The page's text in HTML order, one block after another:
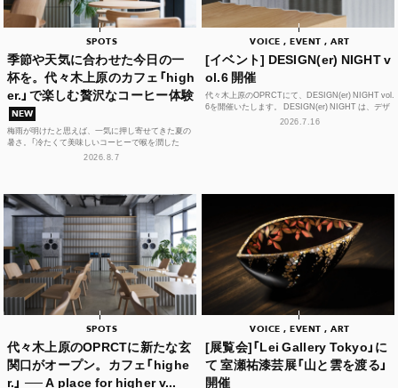
SPOTS
季節や天気に合わせた今日の一
杯を。代々木上原のカフェ「high
er.」で楽しむ贅沢なコーヒー体験
NEW
梅雨が明けたと思えば、一気に押し寄せてきた夏の
暑さ。「冷たくて美味しいコーヒーで喉を潤した
い！」そんな思いを叶えてくれるカフェが、この夏、
2026.8.7
VOICE , EVENT , ART
[イベント] DESIGN(er) NIGHT v
ol.6 開催
代々木上原のOPRCTにて、DESIGN(er) NIGHT vol.
6を開催いたします。 DESIGN(er) NIGHT は、デザ
イナー、デザインに...2026.7.16
SPOTS
代々木上原のOPRCTに新たな玄
関口がオープン。カフェ「highe
r.」 ── A place for higher v...
VOICE , EVENT , ART
[展覧会]「Lei Gallery Tokyo」に
て 室瀬祐漆芸展「山と雲を渡る」
開催